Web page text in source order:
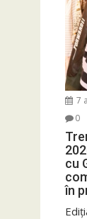
7
0
cu
în